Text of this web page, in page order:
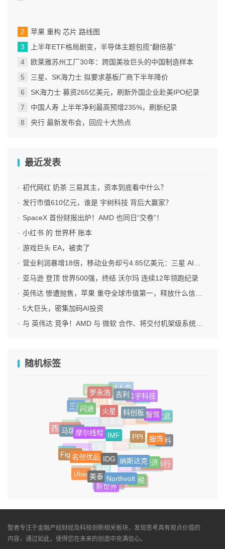
苹果 重构 芯片 路线图
上半年ETF格局剧变，半导体主题包揽“翻倍基”
欧莱雅苏州工厂30年：跨国美妆巨头的中国制造样本
三星、SK海力士 拟要求基板厂商下半年降价
SK海力士 募资265亿美元，刷新外国企业赴美IPO纪录
中国人寿 上半年净利最高预增235%，刷新纪录
央行 最新发布会，回应十大热点
最近发表
初代网红 奶茶 三易其主，资本到底看中什么？
发行市值610亿元，谁是 宇树科技 背后大赢家？
SpaceX 首份财报出炉！AMD 也同日“交卷”！
小红书 的 世界杯 账本
游戏巨头 EA，被卖了
营业利润暴增18倍，移动业务却亏4.85亿美元：三星 AI红利的另一面
亚马逊 登顶 世界500强，终结 沃尔玛 连续12年领跑纪录
英伟达 惨遭抛售，苹果 重夺全球市值第一，释放什么信号？
5大巨头，密集加码AI投资
与 英伟达 竞争！AMD 与 微软 合作、将交付机架级系统Helios
随机标签
贵人鸟
高鑫零售
罗永浩 吉利 柔宇科技
关税
普拉达
篮球
老乡鸡
三菱闪迪 火星 科创板 智驾
陈立武
SpaceX AI
郑钦文
京淘淘
亚玛芬
鞋服
西部信托
马瑞利摩尔线程 IMF PPI 服饰饮料
诺贝尔
汽车之家
闲鱼
Chrome
长安
Figma名创优品 IDG 纳斯达克经济
与辉同行
宁德时代
助贷
辛顿
世界杯
Uber美泰 Northvolt个税
文化出海
人民银行
新世界
智者专注于金融产经财经及科技创新相关板块，发现思考具有观点价值的
内容，通过如此，使得您在未来的创造中充满信心。